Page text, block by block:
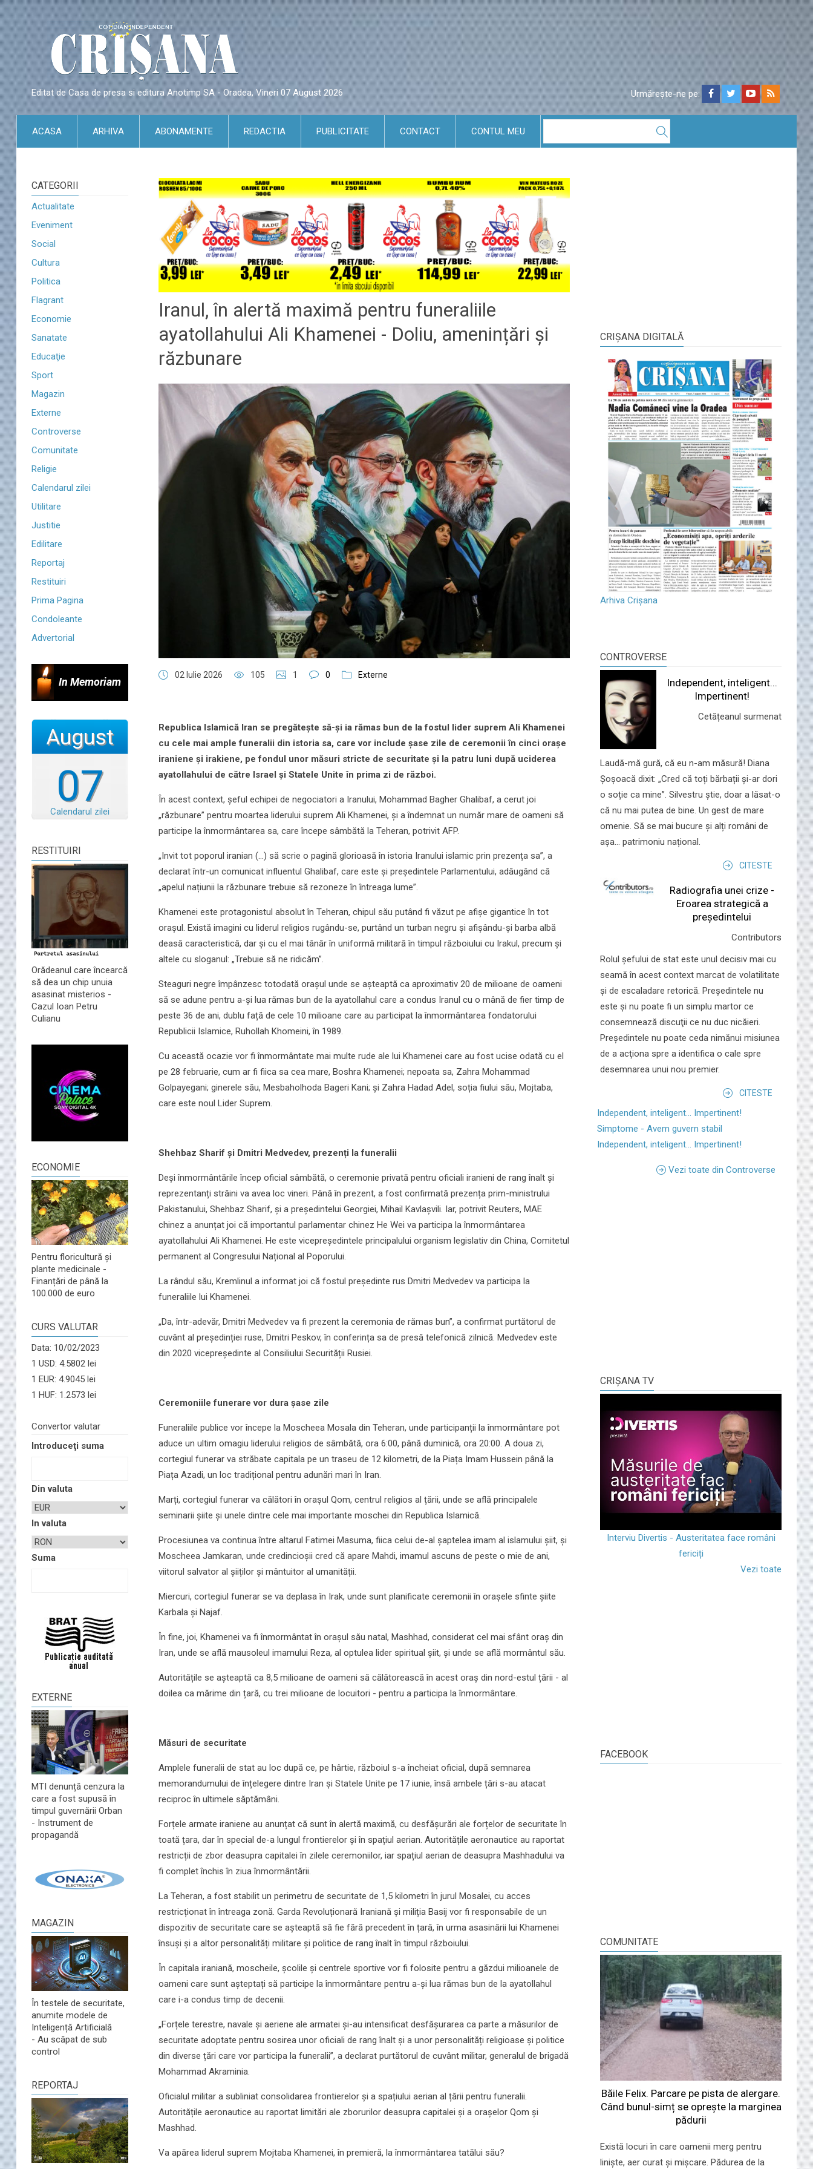
Editat de Casa de presa si editura Anotimp SA - Oradea, Vineri 07 August 2026 Urmărește-ne pe:
ACASA ARHIVA ABONAMENTE REDACTIA PUBLICITATE CONTACT CONTUL MEU
CATEGORII
Actualitate
Eveniment
Social
Cultura
Politica
Flagrant
Economie
Sanatate
Educaţie
Sport
Magazin
Externe
Controverse
Comunitate
Religie
Calendarul zilei
Utilitare
Justitie
Edilitare
Reportaj
Restituiri
Prima Pagina
Condoleante
Advertorial
In Memoriam
07
August
Calendarul zilei
RESTITUIRI
Orădeanul care încearcă
să dea un chip unuia
asasinat misterios -
Cazul Ioan Petru
Culianu
ECONOMIE
Pentru floricultură și
plante medicinale -
Finanțări de până la
100.000 de euro
CURS VALUTAR
Data: 10/02/2023
1 USD: 4.5802 lei
1 EUR: 4.9045 lei
1 HUF: 1.2573 lei
Convertor valutar
Introduceţi suma
Din valuta
In valuta
Suma
EXTERNE
MTI denunță cenzura la
care a fost supusă în
timpul guvernării Orban
- Instrument de
propagandă
MAGAZIN
În testele de securitate,
anumite modele de
Inteligență Artificială
- Au scăpat de sub
control
REPORTAJ
Iranul, în alertă maximă pentru funeraliile
ayatollahului Ali Khamenei - Doliu, amenințări și
răzbunare
02 Iulie 2026 105 1 0 Externe
Republica Islamică Iran se pregătește să-și ia rămas bun de la fostul lider suprem Ali Khamenei
cu cele mai ample funeralii din istoria sa, care vor include șase zile de ceremonii în cinci orașe
iraniene și irakiene, pe fondul unor măsuri stricte de securitate și la patru luni după uciderea
ayatollahului de către Israel și Statele Unite în prima zi de război.
În acest context, șeful echipei de negociatori a Iranului, Mohammad Bagher Ghalibaf, a cerut joi
„răzbunare” pentru moartea liderului suprem Ali Khamenei, și a îndemnat un număr mare de oameni să
participe la înmormântarea sa, care începe sâmbătă la Teheran, potrivit AFP.
„Invit tot poporul iranian (...) să scrie o pagină glorioasă în istoria Iranului islamic prin prezența sa”, a
declarat într-un comunicat influentul Ghalibaf, care este și președintele Parlamentului, adăugând că
„apelul națiunii la răzbunare trebuie să rezoneze în întreaga lume”.
Khamenei este protagonistul absolut în Teheran, chipul său putând fi văzut pe afișe gigantice în tot
orașul. Există imagini cu liderul religios rugându-se, purtând un turban negru și afișându-și barba albă
deasă caracteristică, dar și cu el mai tânăr în uniformă militară în timpul războiului cu Irakul, precum și
altele cu sloganul: „Trebuie să ne ridicăm”.
Steaguri negre împânzesc totodată orașul unde se așteaptă ca aproximativ 20 de milioane de oameni
să se adune pentru a-și lua rămas bun de la ayatollahul care a condus Iranul cu o mână de fier timp de
peste 36 de ani, dublu față de cele 10 milioane care au participat la înmormântarea fondatorului
Republicii Islamice, Ruhollah Khomeini, în 1989.
Cu această ocazie vor fi înmormântate mai multe rude ale lui Khamenei care au fost ucise odată cu el
pe 28 februarie, cum ar fi fiica sa cea mare, Boshra Khamenei; nepoata sa, Zahra Mohammad
Golpayegani; ginerele său, Mesbaholhoda Bageri Kani; și Zahra Hadad Adel, soția fiului său, Mojtaba,
care este noul Lider Suprem.
Shehbaz Sharif și Dmitri Medvedev, prezenți la funeralii
Deși înmormântările încep oficial sâmbătă, o ceremonie privată pentru oficiali iranieni de rang înalt și
reprezentanți străini va avea loc vineri. Până în prezent, a fost confirmată prezența prim-ministrului
Pakistanului, Shehbaz Sharif, și a președintelui Georgiei, Mihail Kavlașvili. Iar, potrivit Reuters, MAE
chinez a anunțat joi că importantul parlamentar chinez He Wei va participa la înmormântarea
ayatollahului Ali Khamenei. He este vicepreședintele principalului organism legislativ din China, Comitetul
permanent al Congresului Național al Poporului.
La rândul său, Kremlinul a informat joi că fostul președinte rus Dmitri Medvedev va participa la
funeraliile lui Khamenei.
„Da, într-adevăr, Dmitri Medvedev va fi prezent la ceremonia de rămas bun”, a confirmat purtătorul de
cuvânt al președinției ruse, Dmitri Peskov, în conferința sa de presă telefonică zilnică. Medvedev este
din 2020 vicepreședinte al Consiliului Securității Rusiei.
Ceremoniile funerare vor dura șase zile
Funeraliile publice vor începe la Moscheea Mosala din Teheran, unde participanții la înmormântare pot
aduce un ultim omagiu liderului religios de sâmbătă, ora 6:00, până duminică, ora 20:00. A doua zi,
cortegiul funerar va străbate capitala pe un traseu de 12 kilometri, de la Piața Imam Hussein până la
Piața Azadi, un loc tradițional pentru adunări mari în Iran.
Marți, cortegiul funerar va călători în orașul Qom, centrul religios al țării, unde se află principalele
seminarii șiite și unele dintre cele mai importante moschei din Republica Islamică.
Procesiunea va continua între altarul Fatimei Masuma, fiica celui de-al șaptelea imam al islamului șiit, și
Moscheea Jamkaran, unde credincioșii cred că apare Mahdi, imamul ascuns de peste o mie de ani,
viitorul salvator al șiiților și mântuitor al umanității.
Miercuri, cortegiul funerar se va deplasa în Irak, unde sunt planificate ceremonii în orașele sfinte șiite
Karbala și Najaf.
În fine, joi, Khamenei va fi înmormântat în orașul său natal, Mashhad, considerat cel mai sfânt oraș din
Iran, unde se află mausoleul imamului Reza, al optulea lider spiritual șiit, și unde se află mormântul său.
Autoritățile se așteaptă ca 8,5 milioane de oameni să călătorească în acest oraș din nord-estul țării - al
doilea ca mărime din țară, cu trei milioane de locuitori - pentru a participa la înmormântare.
Măsuri de securitate
Amplele funeralii de stat au loc după ce, pe hârtie, războiul s-a încheiat oficial, după semnarea
memorandumului de înțelegere dintre Iran și Statele Unite pe 17 iunie, însă ambele țări s-au atacat
reciproc în ultimele săptămâni.
Forțele armate iraniene au anunțat că sunt în alertă maximă, cu desfășurări ale forțelor de securitate în
toată țara, dar în special de-a lungul frontierelor și în spațiul aerian. Autoritățile aeronautice au raportat
restricții de zbor deasupra capitalei în zilele ceremoniilor, iar spațiul aerian de deasupra Mashhadului va
fi complet închis în ziua înmormântării.
La Teheran, a fost stabilit un perimetru de securitate de 1,5 kilometri în jurul Mosalei, cu acces
restricționat în întreaga zonă. Garda Revoluționară Iraniană și miliția Basij vor fi responsabile de un
dispozitiv de securitate care se așteaptă să fie fără precedent în țară, în urma asasinării lui Khamenei
însuși și a altor personalități militare și politice de rang înalt în timpul războiului.
În capitala iraniană, moscheile, școlile și centrele sportive vor fi folosite pentru a găzdui milioanele de
oameni care sunt așteptați să participe la înmormântare pentru a-și lua rămas bun de la ayatollahul
care i-a condus timp de decenii.
„Forțele terestre, navale și aeriene ale armatei și-au intensificat desfășurarea ca parte a măsurilor de
securitate adoptate pentru sosirea unor oficiali de rang înalt și a unor personalități religioase și politice
din diverse țări care vor participa la funeralii”, a declarat purtătorul de cuvânt militar, generalul de brigadă
Mohammad Akraminia.
Oficialul militar a subliniat consolidarea frontierelor și a spațiului aerian al țării pentru funeralii.
Autoritățile aeronautice au raportat limitări ale zborurilor deasupra capitalei și a orașelor Qom și
Mashhad.
Va apărea liderul suprem Mojtaba Khamenei, în premieră, la înmormântarea tatălui său?
CRIŞANA DIGITALĂ
Arhiva Crișana
CONTROVERSE
Independent, inteligent...
Impertinent!
Cetățeanul surmenat
Laudă-mă gură, că eu n-am măsură! Diana
Șoșoacă dixit: „Cred că toți bărbații și-ar dori
o soție ca mine”. Silvestru știe, doar a lăsat-o
că nu mai putea de bine. Un gest de mare
omenie. Să se mai bucure și alți români de
așa... patrimoniu național.
CITESTE
Radiografia unei crize -
Eroarea strategică a
președintelui
Contributors
Rolul şefului de stat este unul decisiv mai cu
seamă în acest context marcat de volatilitate
şi de escaladare retorică. Preşedintele nu
este şi nu poate fi un simplu martor ce
consemnează discuţii ce nu duc nicăieri.
Preşedintele nu poate ceda nimănui misiunea
de a acţiona spre a identifica o cale spre
desemnarea unui nou premier.
CITESTE
Independent, inteligent... Impertinent!
Simptome - Avem guvern stabil
Independent, inteligent... Impertinent!
Vezi toate din Controverse
CRIŞANA TV
Interviu Divertis - Austeritatea face români
fericiți
Vezi toate
FACEBOOK
COMUNITATE
Băile Felix. Parcare pe pista de alergare.
Când bunul-simț se oprește la marginea
pădurii
Există locuri în care oamenii merg pentru
liniște, aer curat și mișcare. Pădurea de la